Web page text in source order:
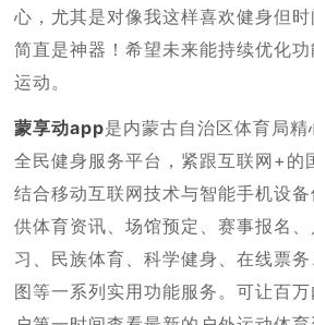
心，尤其是对像我这样喜欢健身但时
简直是神器！希望未来能持续优化
运动。
蒙享动app是内蒙古自治区体育局
全民健身服务平台，紧跟互联网+的
结合移动互联网技术与智能手机设
供体育资讯、场馆预定、赛事报名
习、民族体育、科学健身、在线票
图等一系列实用功能服务。可让百